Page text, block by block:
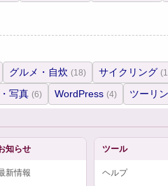
グルメ・自炊 (18) サイクリング
写真 (6) WordPress (4) ツーリ
知らせ
新情報
ツール
ヘルプ